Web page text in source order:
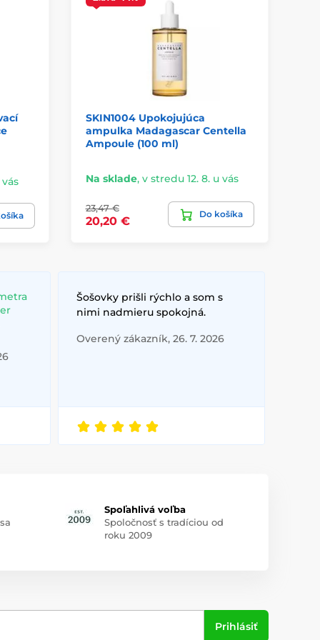
SKIN1004 Upokojujúca
ampulka Madagascar Centella
Ampoule (100 ml)
Na sklade, v stredu 12. 8. u vás
23,47 €
20,20 €
Do košíka
Šošovky prišli rýchlo a som s
nimi nadmieru spokojná.
Overený zákazník, 26. 7. 2026
Spoľahlivá voľba
Spoločnosť s tradíciou od
roku 2009
Prihlásiť